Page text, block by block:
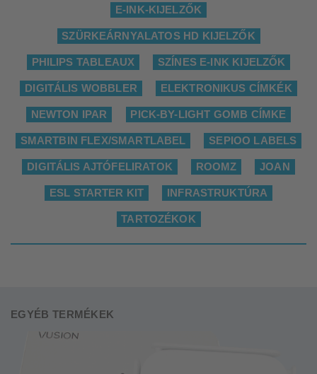
E-INK-KIJELZŐK
SZÜRKEÁRNYALATOS HD KIJELZŐK
PHILIPS TABLEAUX SZÍNES E-INK KIJELZŐK
DIGITÁLIS WOBBLER ELEKTRONIKUS CÍMKÉK
NEWTON IPAR PICK-BY-LIGHT GOMB CÍMKE
SMARTBIN FLEX/SMARTLABEL SEPIOO LABELS
DIGITÁLIS AJTÓFELIRATOK ROOMZ JOAN
ESL STARTER KIT INFRASTRUKTÚRA
TARTOZÉKOK
EGYÉB TERMÉKEK